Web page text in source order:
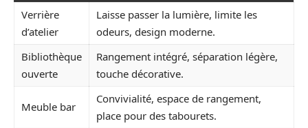
Verrière
d’atelier
Laisse passer la lumière, limite les
odeurs, design moderne.
Bibliothèque
ouverte
Rangement intégré, séparation légère,
touche décorative.
Meuble bar
Convivialité, espace de rangement,
place pour des tabourets.